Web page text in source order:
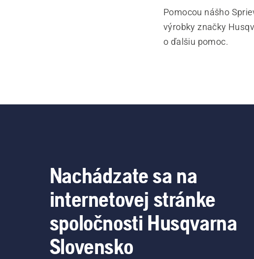
Pomocou nášho
výrobky značky
o ďalšiu pomoc.
Nachádzate sa na
internetovej stránke
spoločnosti Husqvarna
Slovensko